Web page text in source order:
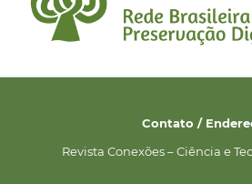
Contato /
Revista Conexões – Ciência e